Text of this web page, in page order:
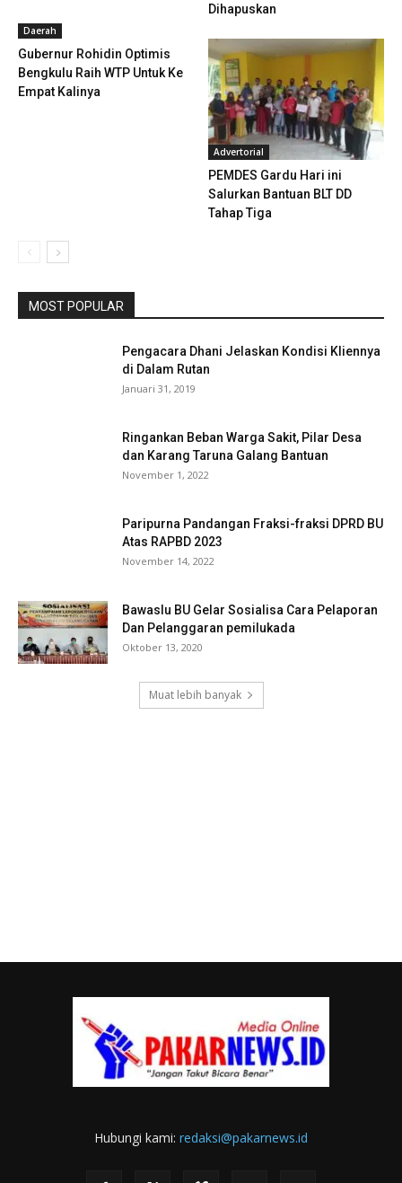
Dihapuskan
Daerah
Gubernur Rohidin Optimis
Bengkulu Raih WTP Untuk Ke
Empat Kalinya
Advertorial
PEMDES Gardu Hari ini
Salurkan Bantuan BLT DD
Tahap Tiga
MOST POPULAR
Pengacara Dhani Jelaskan Kondisi Kliennya
di Dalam Rutan
Januari 31, 2019
Ringankan Beban Warga Sakit, Pilar Desa
dan Karang Taruna Galang Bantuan
November 1, 2022
Paripurna Pandangan Fraksi-fraksi DPRD BU
Atas RAPBD 2023
November 14, 2022
Bawaslu BU Gelar Sosialisa Cara Pelaporan
Dan Pelanggaran pemilukada
Oktober 13, 2020
Muat lebih banyak
Hubungi kami: redaksi@pakarnews.id